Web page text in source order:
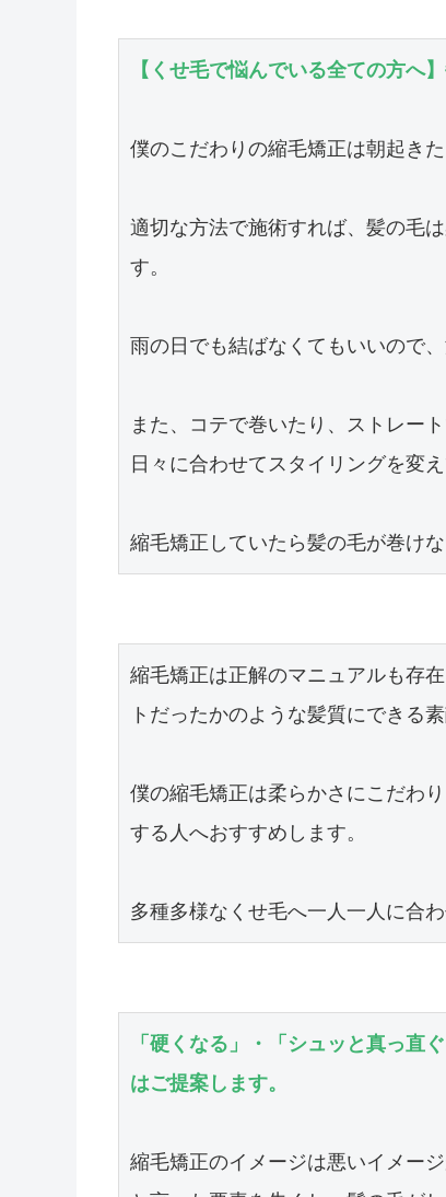
【くせ毛で悩んでいる全ての方へ
僕のこだわりの縮毛矯正は朝起き
適切な方法で施術すれば、髪の毛
す。
雨の日でも結ばなくてもいいので
また、コテで巻いたり、ストレー
日々に合わせてスタイリングを変
縮毛矯正していたら髪の毛が巻け
縮毛矯正は正解のマニュアルも存
トだったかのような髪質にできる素
僕の縮毛矯正は柔らかさにこだわ
する人へおすすめします。
多種多様なくせ毛へ一人一人に合
「硬くなる」・「シュッと真っ直
はご提案します。
縮毛矯正のイメージは悪いイメー